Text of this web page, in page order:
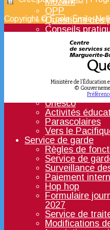
OPP
Questions des
Conseils
cérébrale
Signaler une
Vacances
Vers le
Traitement des
Activités
PIZZA ET
Unesco
Activités
Parascolaires
Vers le
Service de garde
Règles de
Service de
Surveillance
Paiement
Hop hop
Formulaire
2027
Service de
Modifications
Copyright © École Émile-
Ministère de l’Éducation
©